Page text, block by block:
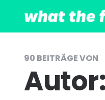
90 BEITRÄGE VON
Autor: